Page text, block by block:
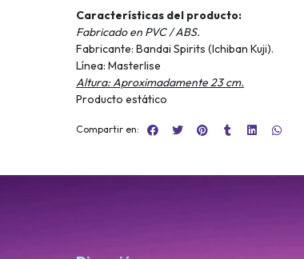
Características del producto:
Fabricado en PVC / ABS.
Fabricante: Bandai Spirits (Ichiban Kuji).
Línea: Masterlise
Altura: Aproximadamente 23 cm.
Producto estático
Compartir en: